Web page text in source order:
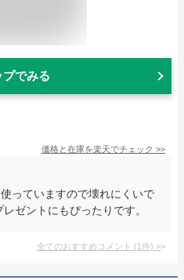
プでみる
価格と在庫を楽天でチェック >>
っていますので壊れにくいで
ゼントにもぴったりです。
全てのおすすめコメント (1件) >